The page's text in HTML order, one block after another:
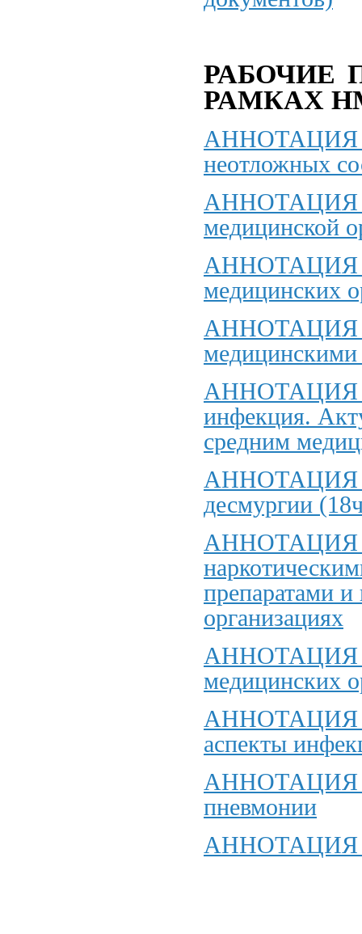
РАБОЧИЕ
РАМКАХ
АННОТАЦИЯ
неотложных
АННОТАЦИЯ
медицинской
АННОТАЦИЯ
медицинских
АННОТАЦИЯ
медицинскими
АННОТАЦИЯ
инфекция.
средним
АННОТАЦИЯ к
десмургии
АННОТАЦИЯ к
препаратами
организациях
АННОТАЦИЯ к
медицинских
АННОТАЦИЯ
аспекты
АННОТАЦИЯ
пневмонии
АННОТАЦИЯ к